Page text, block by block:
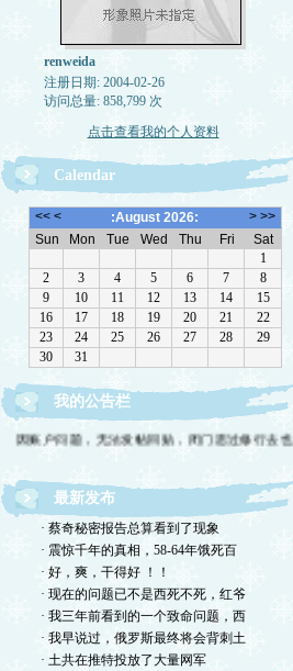
renweida
注册日期: 2004-02-26
访问总量: 858,799 次
点击查看我的个人资料
Calendar
我的公告栏
因账户问题，无法发帖回贴，闭门思过修行去也
最新发布
· 蔡奇秘密报告总算看到了现象
· 震惊千年的真相，58-64年饿死百
· 好，爽，干得好 ！！
· 现在的问题已不是西死不死，红爷
· 我三年前看到的一个致命问题，西
· 我早说过，俄罗斯最终将会背刺土
· 土共在推特投放了大量网军